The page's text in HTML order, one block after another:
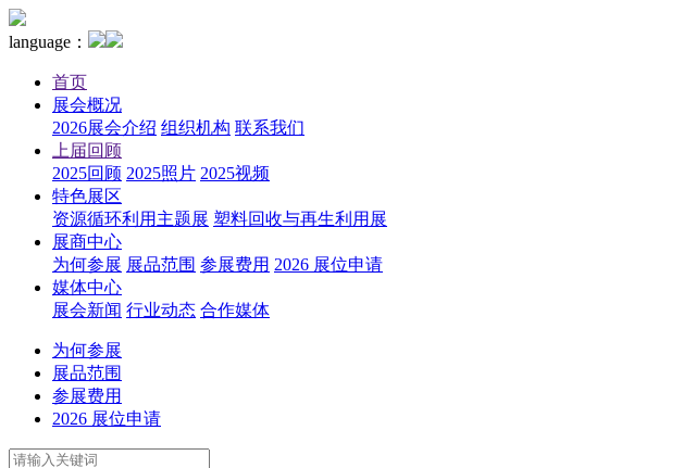
language：
首页
展会概况
2026展会介绍 组织机构 联系我们
上届回顾
2025回顾 2025照片 2025视频
特色展区
资源循环利用主题展 塑料回收与再生利用展
展商中心
为何参展 展品范围 参展费用 2026 展位申请
媒体中心
展会新闻 行业动态 合作媒体
为何参展
展品范围
参展费用
2026 展位申请